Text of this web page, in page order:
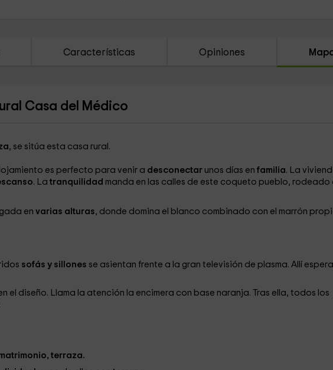
Características Opiniones
Casa del Médico
, se sitúa esta casa rural.
es perfecto para venir a desconectar unos días en familia. La
. La tranquilidad manda en las calles de este coqueto pueblo, rodeado
en varias alturas, donde domina el blanco combinado con el marrón
sofás y sillones se asientan frente a la gran televisión de plasma. Allí
el diseño. Llama la atención la encimera con base naranja. Tras ella, todos los
terraza.